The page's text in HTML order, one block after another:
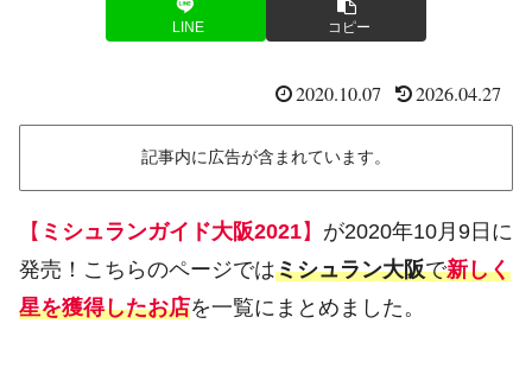
LINE コピー
2020.10.07 2026.04.27
記事内に広告が含まれています。
【 ミシュランガイド大阪2021】 が2020年10月9日に
発売！こちらのページではミシュラン大阪で新しく
星を獲得したお店を一覧にまとめました。